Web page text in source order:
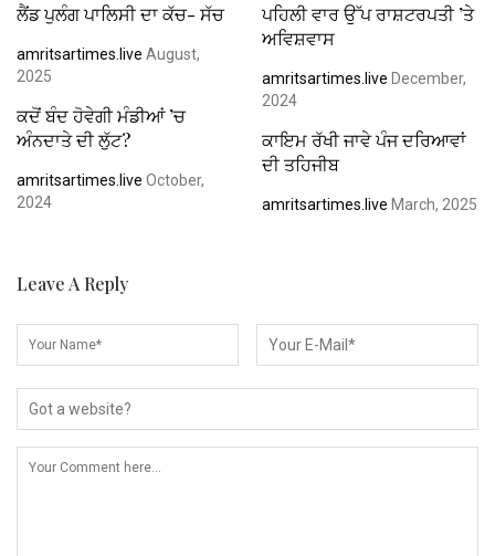
ਲੈਂਡ ਪੁਲੰਗ ਪਾਲਿਸੀ ਦਾ ਕੱਚ- ਸੱਚ
amritsartimes.live August,
2025
ਪਹਿਲੀ ਵਾਰ ਉੱਪ ਰਾਸ਼ਟਰਪਤੀ ’ਤੇ
ਅਵਿਸ਼ਵਾਸ
amritsartimes.live December,
2024
ਕਦੋਂ ਬੰਦ ਹੋਵੇਗੀ ਮੰਡੀਆਂ ’ਚ
ਅੰਨਦਾਤੇ ਦੀ ਲੁੱਟ?
amritsartimes.live October,
2024
ਕਾਇਮ ਰੱਖੀ ਜਾਵੇ ਪੰਜ ਦਰਿਆਵਾਂ
ਦੀ ਤਹਿਜੀਬ
amritsartimes.live March, 2025
Leave A Reply